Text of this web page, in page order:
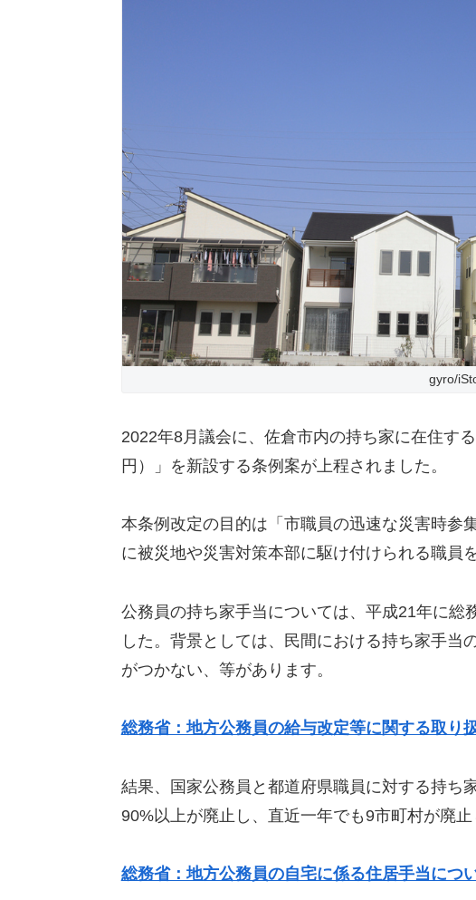
gyro/
2022年8月議会に、佐倉市内の持ち家に在住す
円）」を新設する条例案が上程されました。
本条例改定の目的は「市職員の迅速な災害時参
に被災地や災害対策本部に駆け付けられる職員
公務員の持ち家手当については、平成21年に総
した。背景としては、民間における持ち家手当
がつかない、等があります。
総務省：地方公務員の給与改定等に関する取り
結果、国家公務員と都道府県職員に対する持ち
90%以上が廃止し、直近一年でも9市町村が廃止
総務省：地方公務員の自宅に係る住居手当につ